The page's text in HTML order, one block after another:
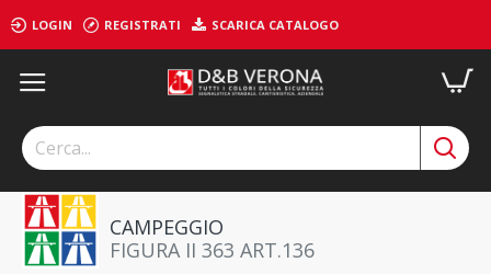
LOGIN REGISTRATI SCARICA CATALOGO
CAMPEGGIO
FIGURA II 363 ART.136